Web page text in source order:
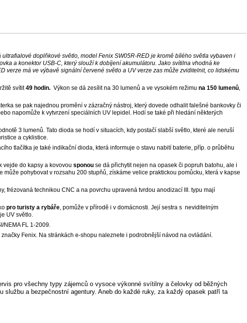
doplňkové světlo, model Fenix SW05R-RED je kromě bílého světla vybaven i
a konektor USB-C, který slouží k dobíjení akumulátoru. Jako svítilna vhodná ke
má ve výbavě signální červené světlo a UV verze zas může zviditelnit, co lidskému
svítit49 hodin. Výkon se dá zesílit na 30 lumenů a ve vysokém režimu na 150 lumenů,
se pak najednou promění v zázračný nástroj, který dovede odhalit falešné bankovky či
napomůže k vytvrzení speciálních UV lepidel. Hodí se také při hledání některých
3 lumenů. Tato dioda se hodí v situacích, kdy postačí slabší světlo, které ale neruší
a cyklistice.
tlačítka je také indikační dioda, která informuje o stavu nabití baterie, příp. o průběhu
vejde do kapsy a kovovou sponou se dá přichytit nejen na opasek či popruh batohu, ale i
může pohybovat v rozsahu 200 stupňů, získáme velice praktickou pomůcku, která v kapse
frézovaná technikou CNC a na povrchu upravená tvrdou anodizací III. typu mají
pro turisty a rybáře, pomůže v přírodě i v domácnosti. Její sestra s neviditelným
UV světlo.
NEMA FL 1-2009.
Fenix. Na stránkách e-shopu naleznete i podrobnější návod na ovládání.
pro všechny typy zájemců o vysoce výkonné svítilny a čelovky od běžných
službu a bezpečnostní agentury. Aneb do každé ruky, za každý opasek patří ta